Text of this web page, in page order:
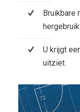
Bruikbare
U krijgt
uitziet.